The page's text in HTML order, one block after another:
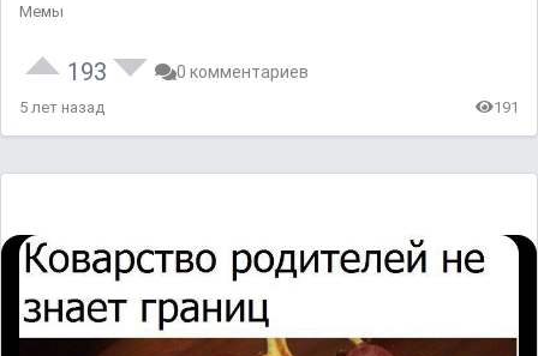
Мемы
193 0 комментариев
5 лет назад 191